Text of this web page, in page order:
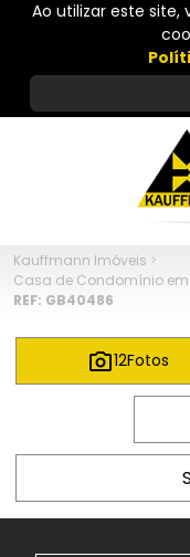
Ao utilizar este
Kauffmann Imóveis >
Casa de Condomínio em
REF: GB40486
12Fotos